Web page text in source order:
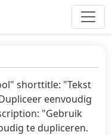
shorttitle: "Tekst
eenvoudig
"Gebruik
te dupliceren.